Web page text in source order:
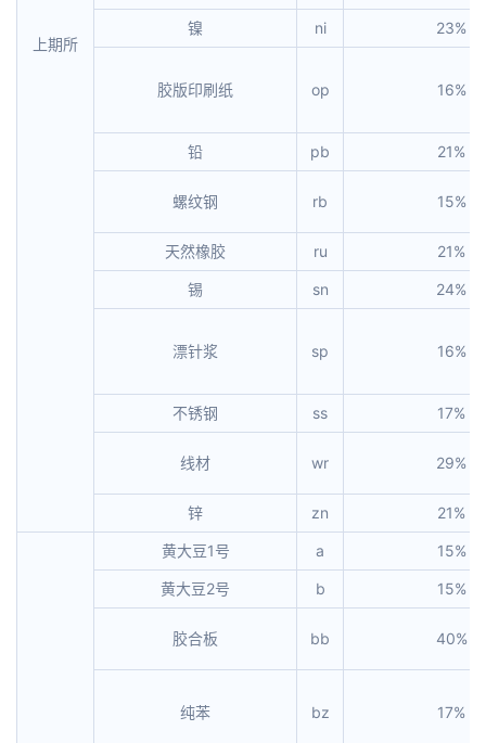
上期所
镍 ni 23%
胶版印刷纸 op 16%
铅 pb 21%
螺纹钢 rb 15%
天然橡胶 ru 21%
锡 sn 24%
漂针浆 sp 16%
不锈钢 ss 17%
线材 wr 29%
锌 zn 21%
黄大豆1号 a 15%
黄大豆2号 b 15%
胶合板 bb 40%
纯苯 bz 17%